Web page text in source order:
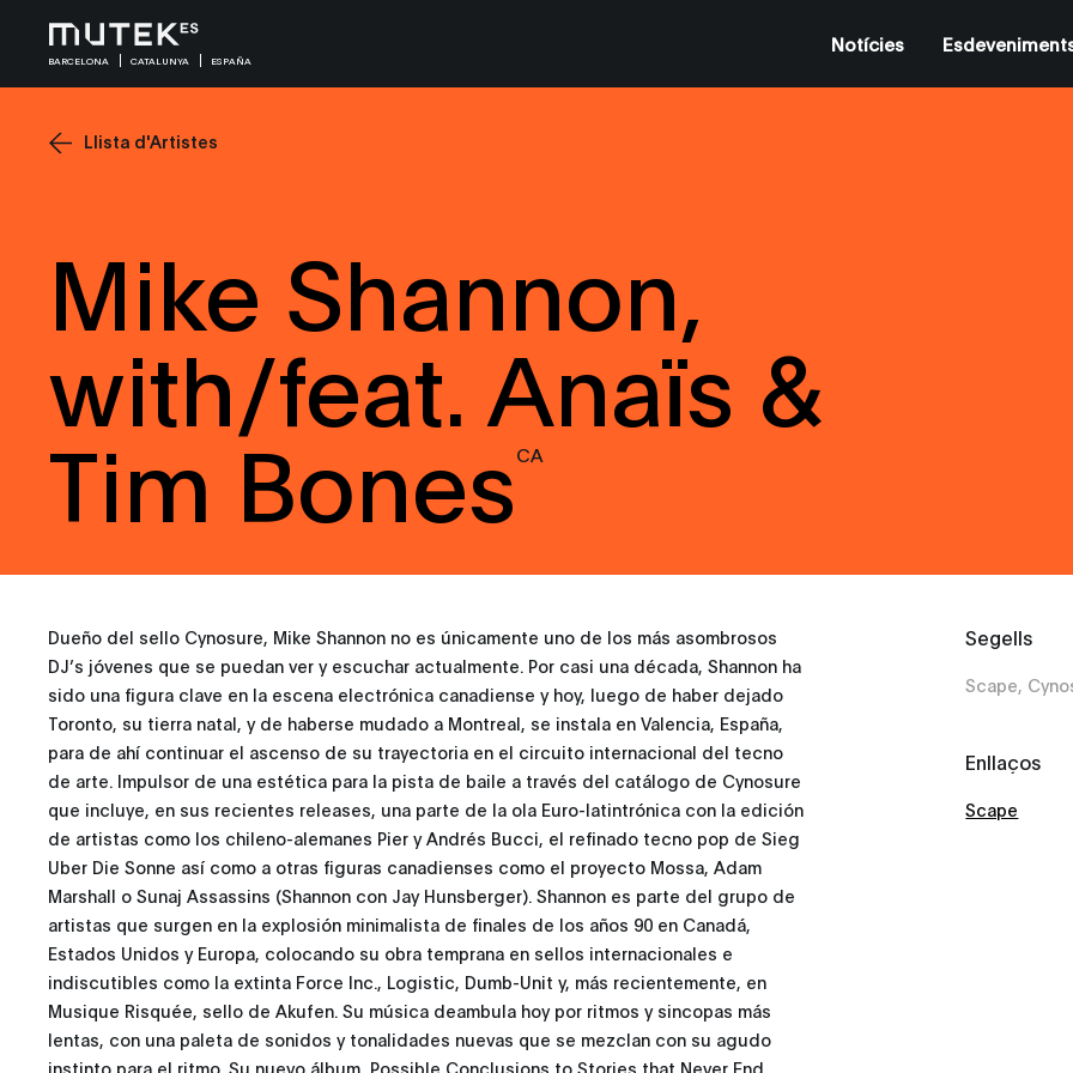
BARCELONA CATALUNYA ESPAÑA
Notícies
Llista d'Artistes
Mike Shannon,
with/feat. Anaïs &
Tim Bones CA
Dueño del sello Cynosure, Mike Shannon no es únicamente uno de los más asombrosos
DJ’s jóvenes que se puedan ver y escuchar actualmente. Por casi una década, Shannon ha
sido una figura clave en la escena electrónica canadiense y hoy, luego de haber dejado
Toronto, su tierra natal, y de haberse mudado a Montreal, se instala en Valencia, España,
para de ahí continuar el ascenso de su trayectoria en el circuito internacional del tecno
de arte. Impulsor de una estética para la pista de baile a través del catálogo de Cynosure
que incluye, en sus recientes releases, una parte de la ola Euro-latintrónica con la edición
de artistas como los chileno-alemanes Pier y Andrés Bucci, el refinado tecno pop de Sieg
Uber Die Sonne así como a otras figuras canadienses como el proyecto Mossa, Adam
Marshall o Sunaj Assassins (Shannon con Jay Hunsberger). Shannon es parte del grupo de
artistas que surgen en la explosión minimalista de finales de los años 90 en Canadá,
Estados Unidos y Europa, colocando su obra temprana en sellos internacionales e
indiscutibles como la extinta Force Inc., Logistic, Dumb-Unit y, más recientemente, en
Musique Risquée, sello de Akufen. Su música deambula hoy por ritmos y sincopas más
lentas, con una paleta de sonidos y tonalidades nuevas que se mezclan con su agudo
instinto para el ritmo. Su nuevo álbum, Possible Conclusions to Stories that Never End,
Segells
Scape,
Enllaços
Scape